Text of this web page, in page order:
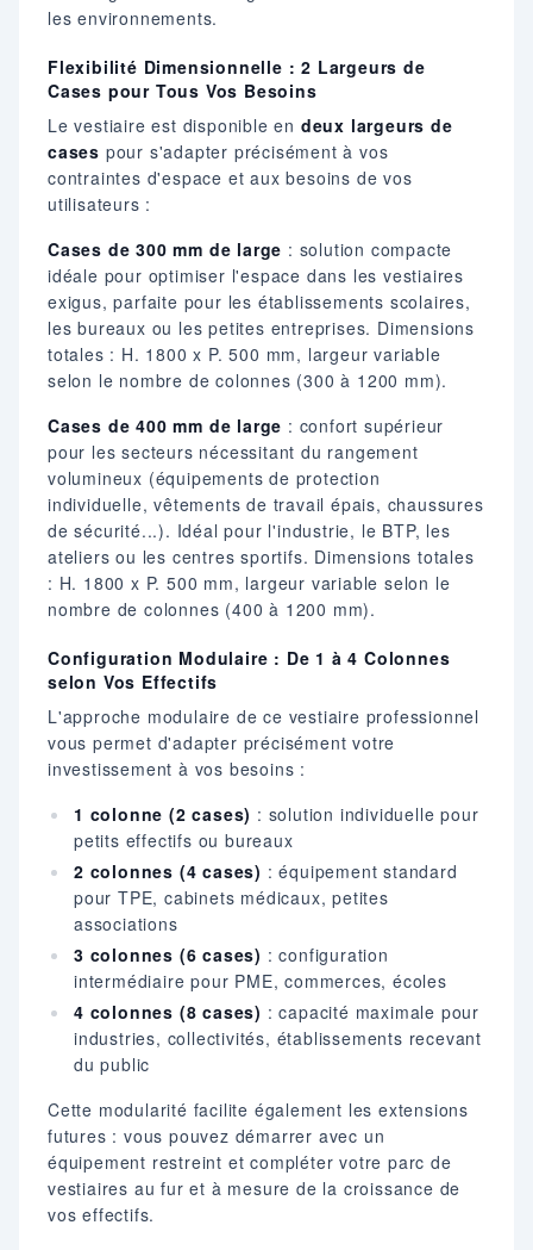
les environnements.
Flexibilité Dimensionnelle : 2 Largeurs de
Cases pour Tous Vos Besoins
Le vestiaire est disponible en deux largeurs de
cases pour s'adapter précisément à vos
contraintes d'espace et aux besoins de vos
utilisateurs :
Cases de 300 mm de large : solution compacte
idéale pour optimiser l'espace dans les vestiaires
exigus, parfaite pour les établissements scolaires,
les bureaux ou les petites entreprises. Dimensions
totales : H. 1800 x P. 500 mm, largeur variable
selon le nombre de colonnes (300 à 1200 mm).
Cases de 400 mm de large : confort supérieur
pour les secteurs nécessitant du rangement
volumineux (équipements de protection
individuelle, vêtements de travail épais, chaussures
de sécurité...). Idéal pour l'industrie, le BTP, les
ateliers ou les centres sportifs. Dimensions totales
: H. 1800 x P. 500 mm, largeur variable selon le
nombre de colonnes (400 à 1200 mm).
Configuration Modulaire : De 1 à 4 Colonnes
selon Vos Effectifs
L'approche modulaire de ce vestiaire professionnel
vous permet d'adapter précisément votre
investissement à vos besoins :
1 colonne (2 cases) : solution individuelle pour
petits effectifs ou bureaux
2 colonnes (4 cases) : équipement standard
pour TPE, cabinets médicaux, petites
associations
3 colonnes (6 cases) : configuration
intermédiaire pour PME, commerces, écoles
4 colonnes (8 cases) : capacité maximale pour
industries, collectivités, établissements recevant
du public
Cette modularité facilite également les extensions
futures : vous pouvez démarrer avec un
équipement restreint et compléter votre parc de
vestiaires au fur et à mesure de la croissance de
vos effectifs.